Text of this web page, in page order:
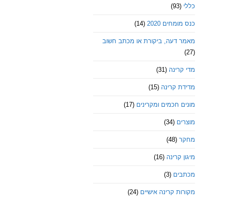
כללי (93)
כנס מומחים 2020 (14)
מאמר דעה, ביקורת או מכתב חשוב
(27)
מדי קרינה (31)
מדידת קרינה (15)
מונים חכמים ומקרינים (17)
מוצרים (34)
מחקר (48)
מיגון קרינה (16)
מכתבים (3)
מקורות קרינה אישיים (24)